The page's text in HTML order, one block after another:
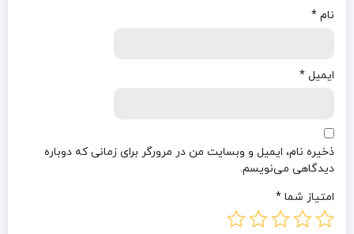
نام *
ایمیل *
ذخیره نام، ایمیل و وبسایت من در مرورگر برای زمانی که دوباره
دیدگاهی می‌نویسم.
امتیاز شما *